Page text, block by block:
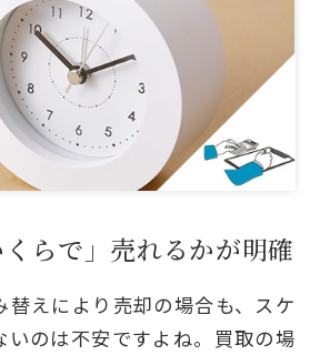
くらで」売れるかが明確
替えにより売却の場合も、スケ
いのは不安ですよね。買取の場